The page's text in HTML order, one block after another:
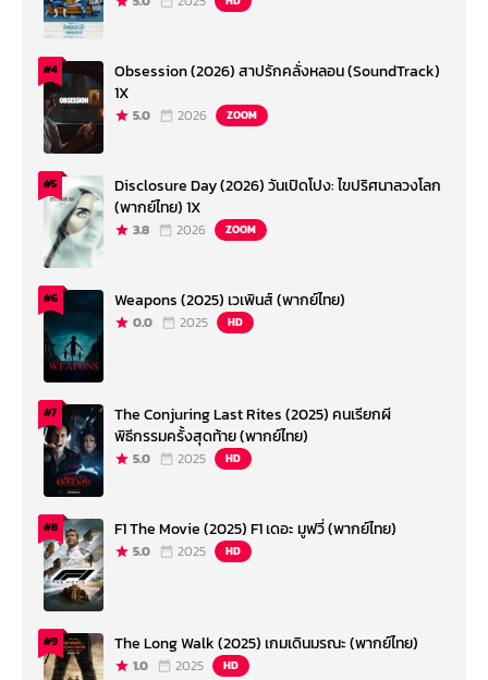
#4
Obsession (2026) สาปรักคลั่งหลอน (SoundTrack)
1X
5.0 2026 ZOOM
#5
Disclosure Day (2026) วันเปิดโปง: ไขปริศนาลวงโลก
(พากย์ไทย) 1X
3.8 2026 ZOOM
#6 Weapons (2025) เวเพินส์ (พากย์ไทย)
0.0 2025 HD
#7
The Conjuring Last Rites (2025) คนเรียกผี
พิธีกรรมครั้งสุดท้าย (พากย์ไทย)
5.0 2025 HD
#8 F1 The Movie (2025) F1 เดอะ มูฟวี่ (พากย์ไทย)
5.0 2025 HD
#9 The Long Walk (2025) เกมเดินมรณะ (พากย์ไทย)
1.0 2025 HD